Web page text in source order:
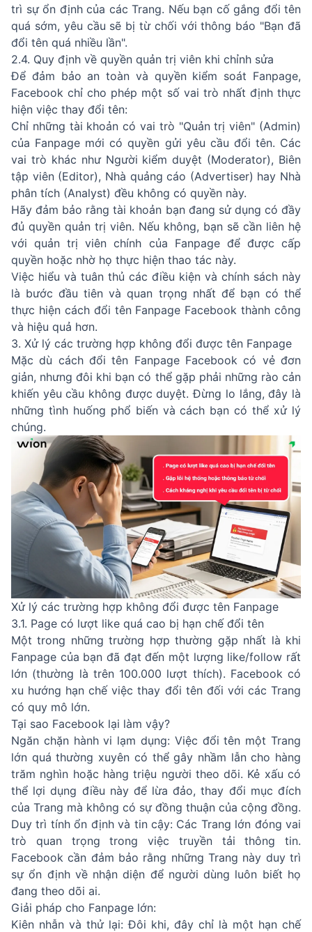
trì sự ổn định của các Trang. Nếu bạn cố gắng đổi tên
quá sớm, yêu cầu sẽ bị từ chối với thông báo "Bạn đã
đổi tên quá nhiều lần".
2.4. Quy định về quyền quản trị viên khi chỉnh sửa
Để đảm bảo an toàn và quyền kiểm soát Fanpage,
Facebook chỉ cho phép một số vai trò nhất định thực
hiện việc thay đổi tên:
Chỉ những tài khoản có vai trò "Quản trị viên" (Admin)
của Fanpage mới có quyền gửi yêu cầu đổi tên. Các
vai trò khác như Người kiểm duyệt (Moderator), Biên
tập viên (Editor), Nhà quảng cáo (Advertiser) hay Nhà
phân tích (Analyst) đều không có quyền này.
Hãy đảm bảo rằng tài khoản bạn đang sử dụng có đầy
đủ quyền quản trị viên. Nếu không, bạn sẽ cần liên hệ
với quản trị viên chính của Fanpage để được cấp
quyền hoặc nhờ họ thực hiện thao tác này.
Việc hiểu và tuân thủ các điều kiện và chính sách này
là bước đầu tiên và quan trọng nhất để bạn có thể
thực hiện cách đổi tên Fanpage Facebook thành công
và hiệu quả hơn.
3. Xử lý các trường hợp không đổi được tên Fanpage
Mặc dù cách đổi tên Fanpage Facebook có vẻ đơn
giản, nhưng đôi khi bạn có thể gặp phải những rào cản
khiến yêu cầu không được duyệt. Đừng lo lắng, đây là
những tình huống phổ biến và cách bạn có thể xử lý
chúng.
Xử lý các trường hợp không đổi được tên Fanpage
3.1. Page có lượt like quá cao bị hạn chế đổi tên
Một trong những trường hợp thường gặp nhất là khi
Fanpage của bạn đã đạt đến một lượng like/follow rất
lớn (thường là trên 100.000 lượt thích). Facebook có
xu hướng hạn chế việc thay đổi tên đối với các Trang
có quy mô lớn.
Tại sao Facebook lại làm vậy?
Ngăn chặn hành vi lạm dụng: Việc đổi tên một Trang
lớn quá thường xuyên có thể gây nhầm lẫn cho hàng
trăm nghìn hoặc hàng triệu người theo dõi. Kẻ xấu có
thể lợi dụng điều này để lừa đảo, thay đổi mục đích
của Trang mà không có sự đồng thuận của cộng đồng.
Duy trì tính ổn định và tin cậy: Các Trang lớn đóng vai
trò quan trọng trong việc truyền tải thông tin.
Facebook cần đảm bảo rằng những Trang này duy trì
sự ổn định về nhận diện để người dùng luôn biết họ
đang theo dõi ai.
Giải pháp cho Fanpage lớn:
Kiên nhẫn và thử lại: Đôi khi, đây chỉ là một hạn chế